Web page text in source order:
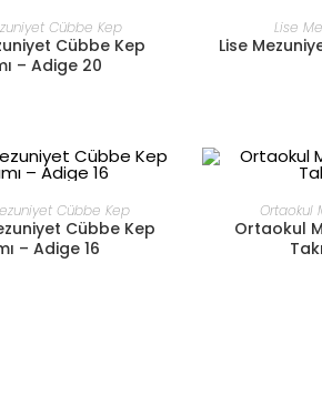
OKU
Cübbe Kep
Cübbe Kep
– Adige 20
Lise
Lise
OKU
Cübbe Kep
Cübbe Kep
– Adige 16
Ortaokul
Ortaokul